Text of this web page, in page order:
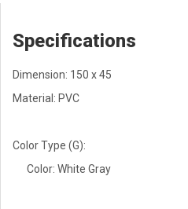
Specifications
Dimension: 150 x 45
Material: PVC
Color Type (G):
Color: White Gray